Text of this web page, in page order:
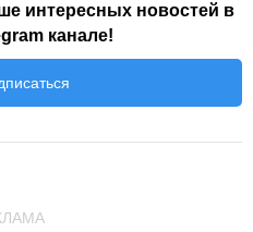
интересных новостей в
канале!